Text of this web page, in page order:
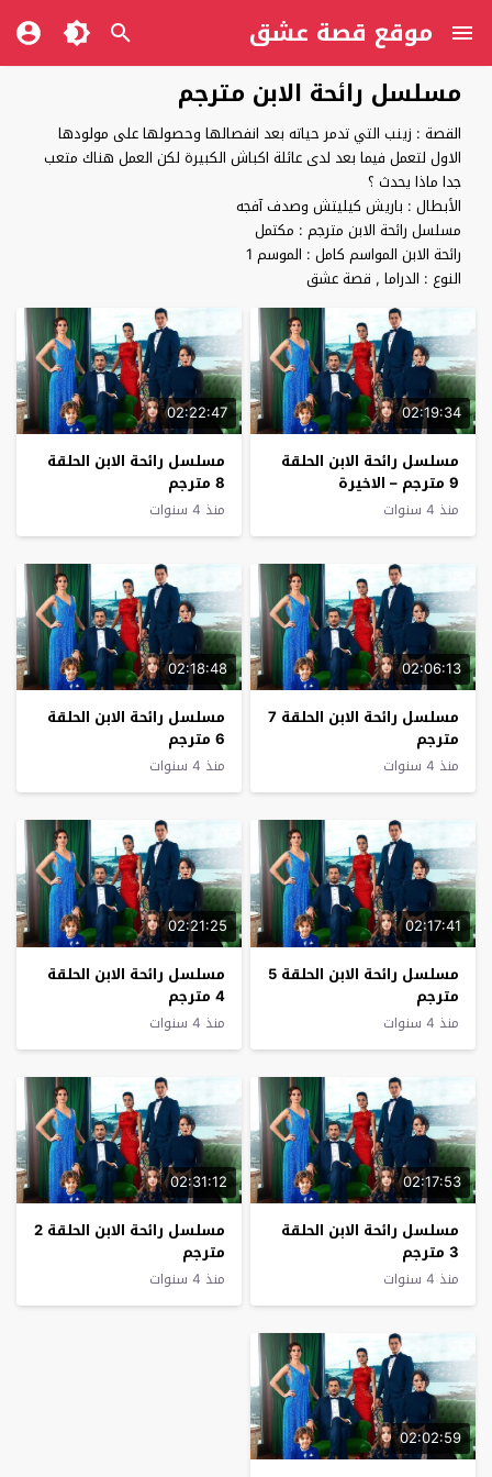
موقع قصة عشق
مسلسل رائحة الابن مترجم
القصة : زينب التي تدمر حياته بعد انفصالها وحصولها على مولودها
الاول لتعمل فيما بعد لدى عائلة اكباش الكبيرة لكن العمل هناك متعب
جدا ماذا يحدث ؟
الأبطال : باريش كيليتش وصدف آفجه
مسلسل رائحة الابن مترجم : مكتمل
رائحة الابن المواسم كامل : الموسم 1
النوع : الدراما , قصة عشق
02:19:34
مسلسل رائحة الابن الحلقة
9 مترجم – الاخيرة
منذ 4 سنوات
02:22:47
مسلسل رائحة الابن الحلقة
8 مترجم
منذ 4 سنوات
02:06:13
مسلسل رائحة الابن الحلقة 7
مترجم
منذ 4 سنوات
02:18:48
مسلسل رائحة الابن الحلقة
6 مترجم
منذ 4 سنوات
02:17:41
مسلسل رائحة الابن الحلقة 5
مترجم
منذ 4 سنوات
02:21:25
مسلسل رائحة الابن الحلقة
4 مترجم
منذ 4 سنوات
02:17:53
مسلسل رائحة الابن الحلقة
3 مترجم
منذ 4 سنوات
02:31:12
مسلسل رائحة الابن الحلقة 2
مترجم
منذ 4 سنوات
02:02:59